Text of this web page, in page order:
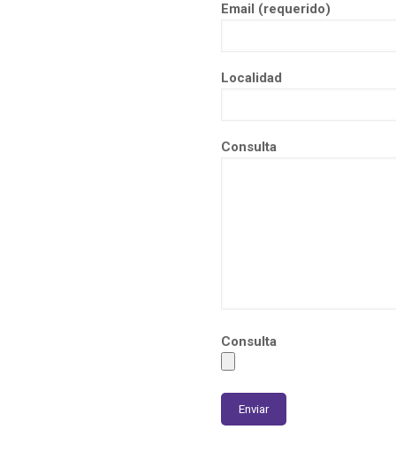
Email (requerido)
Localidad
Consulta
Consulta